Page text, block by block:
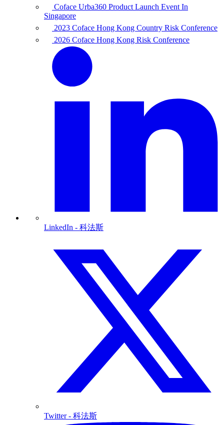
Coface Urba360 Product Launch Event In
Singapore
2023 Coface Hong Kong Country Risk Conference
2026 Coface Hong Kong Risk Conference
LinkedIn - 科法斯
Twitter- 科法斯